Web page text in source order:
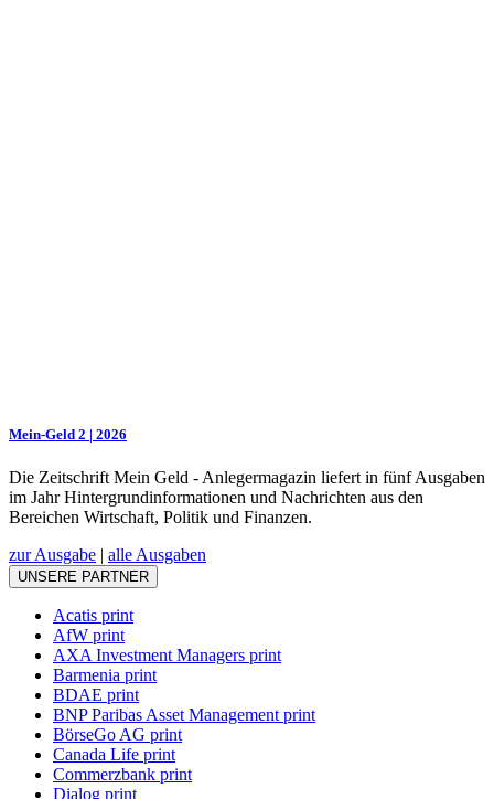
Mein-Geld 2 | 2026
Die Zeitschrift Mein Geld - Anlegermagazin liefert in fünf Ausgaben
im Jahr Hintergrundinformationen und Nachrichten aus den
Bereichen Wirtschaft, Politik und Finanzen.
zur Ausgabe | alle Ausgaben
UNSERE PARTNER
Acatis print
AfW print
AXA Investment Managers print
Barmenia print
BDAE print
BNP Paribas Asset Management print
BörseGo AG print
Canada Life print
Commerzbank print
Dialog print